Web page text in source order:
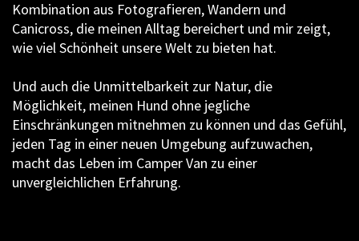
Kombination aus Fotografieren, Wandern und
Canicross, die meinen Alltag bereichert und mir zeigt,
wie viel Schönheit unsere Welt zu bieten hat.
Und auch die Unmittelbarkeit zur Natur, die
Möglichkeit, meinen Hund ohne jegliche
Einschränkungen mitnehmen zu können und das Gefühl,
jeden Tag in einer neuen Umgebung aufzuwachen,
macht das Leben im Camper Van zu einer
unvergleichlichen Erfahrung.